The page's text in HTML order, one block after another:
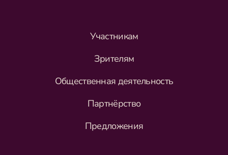
Участникам
Зрителям
Общественная деятельность
Партнёрство
Предложения